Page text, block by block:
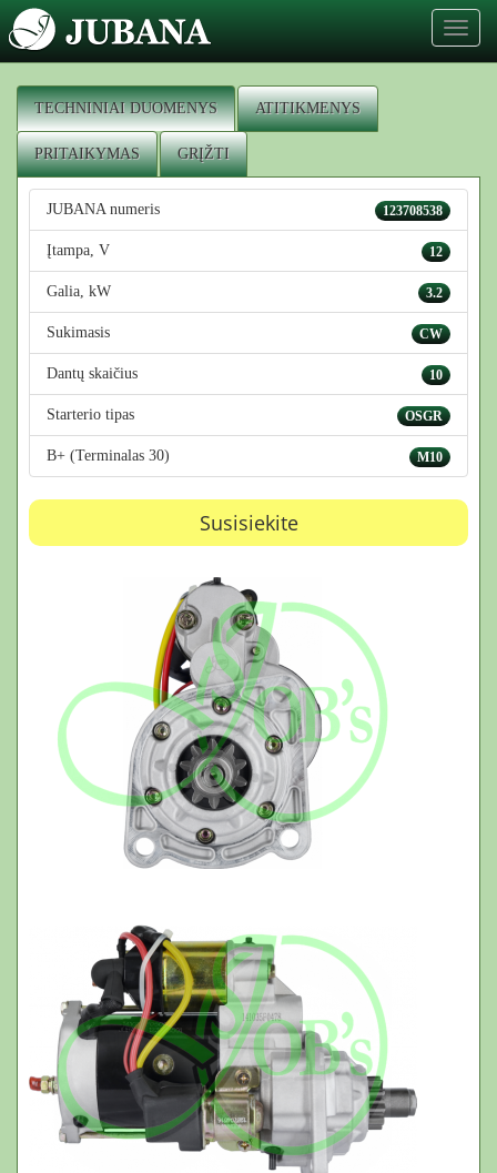
Toggle
TECHNINIAI DUOMENYS ATITIKMENYS
PRITAIKYMAS GRĮŽTI
123708538
JUBANA numeris
12
Įtampa, V
3.2
Galia, kW
CW
Sukimasis
10
Dantų skaičius
OSGR
Starterio tipas
M10
B+ (Terminalas 30)
Susisiekite